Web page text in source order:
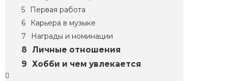
Первая работа
Карьера в музыке
Награды и номинации
Личные отношения
Хобби и чем увлекается